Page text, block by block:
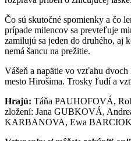
Čo sú skutočné spomienky a čo
prípade milencov sa prevteľuje
zamilujú sa jeden do druhého, aj
nemá šancu na prežitie.
Vášeň a napätie vo vzťahu
mesto Hirošima. Trosky ľudí a
Hrajú: Táňa PAUHOFOVÁ,
zložení: Jana GUBKOVÁ,
KARBANOVA, Ewa BARCIOK